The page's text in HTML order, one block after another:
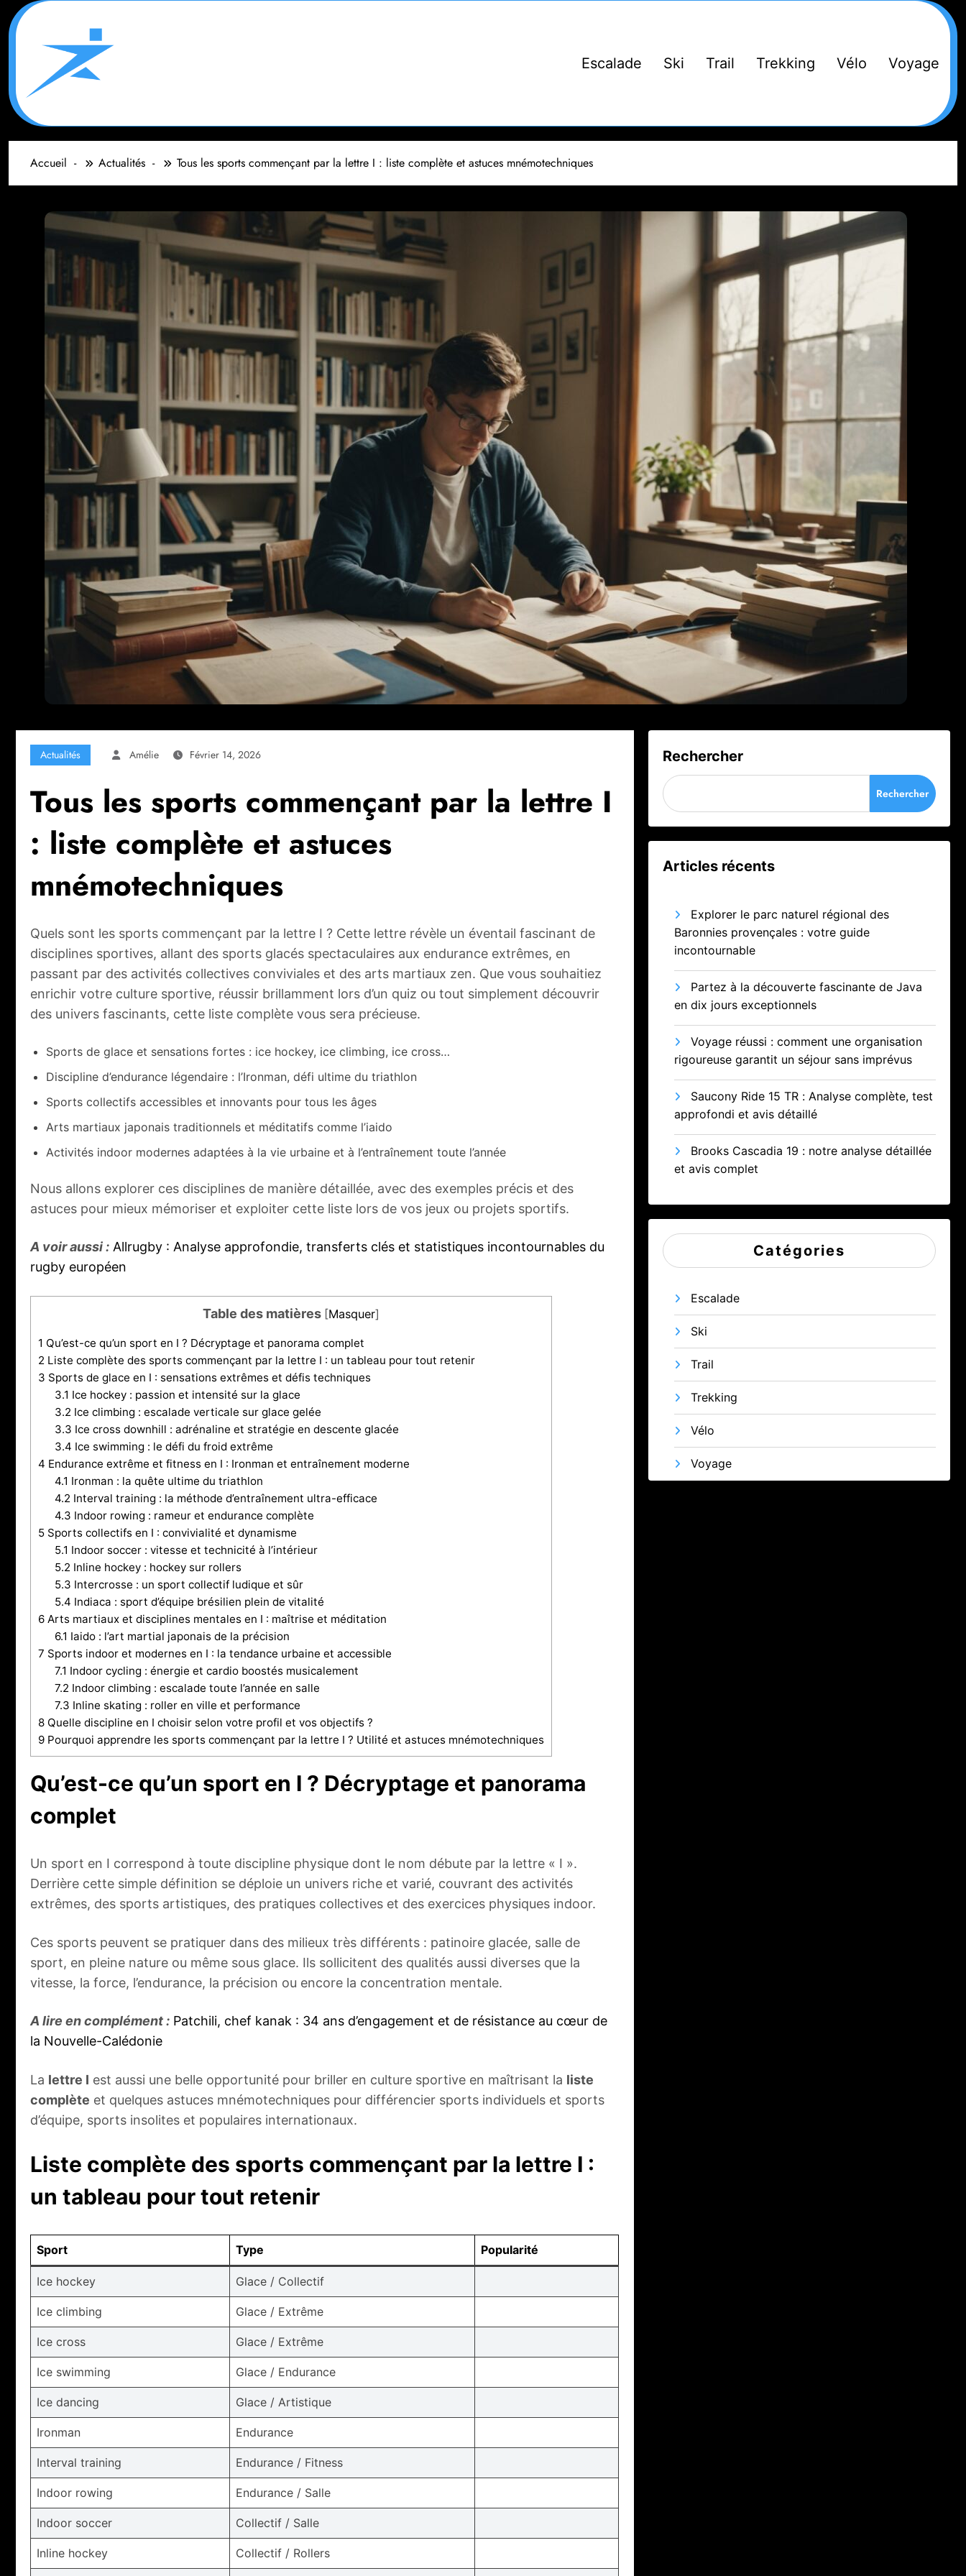
Aller
au
contenu
Escalade Ski Trail Trekking Vélo Voyage
Accueil Actualités Tous les sports commençant par la lettre I : liste complète et astuces mnémotechniques
Actualités Amélie Février 14, 2026
Tous les sports commençant par la lettre I
: liste complète et astuces
mnémotechniques
Quels sont les sports commençant par la lettre I ? Cette lettre révèle un éventail fascinant de
disciplines sportives, allant des sports glacés spectaculaires aux endurance extrêmes, en
passant par des activités collectives conviviales et des arts martiaux zen. Que vous souhaitiez
enrichir votre culture sportive, réussir brillamment lors d’un quiz ou tout simplement découvrir
des univers fascinants, cette liste complète vous sera précieuse.
Sports de glace et sensations fortes : ice hockey, ice climbing, ice cross…
Discipline d’endurance légendaire : l’Ironman, défi ultime du triathlon
Sports collectifs accessibles et innovants pour tous les âges
Arts martiaux japonais traditionnels et méditatifs comme l’iaido
Activités indoor modernes adaptées à la vie urbaine et à l’entraînement toute l’année
Nous allons explorer ces disciplines de manière détaillée, avec des exemples précis et des
astuces pour mieux mémoriser et exploiter cette liste lors de vos jeux ou projets sportifs.
A voir aussi : Allrugby : Analyse approfondie, transferts clés et statistiques incontournables du
rugby européen
Table des matières [Masquer]
1 Qu’est-ce qu’un sport en I ? Décryptage et panorama complet
2 Liste complète des sports commençant par la lettre I : un tableau pour tout retenir
3 Sports de glace en I : sensations extrêmes et défis techniques
3.1 Ice hockey : passion et intensité sur la glace
3.2 Ice climbing : escalade verticale sur glace gelée
3.3 Ice cross downhill : adrénaline et stratégie en descente glacée
3.4 Ice swimming : le défi du froid extrême
4 Endurance extrême et fitness en I : Ironman et entraînement moderne
4.1 Ironman : la quête ultime du triathlon
4.2 Interval training : la méthode d’entraînement ultra-efficace
4.3 Indoor rowing : rameur et endurance complète
5 Sports collectifs en I : convivialité et dynamisme
5.1 Indoor soccer : vitesse et technicité à l’intérieur
5.2 Inline hockey : hockey sur rollers
5.3 Intercrosse : un sport collectif ludique et sûr
5.4 Indiaca : sport d’équipe brésilien plein de vitalité
6 Arts martiaux et disciplines mentales en I : maîtrise et méditation
6.1 Iaido : l’art martial japonais de la précision
7 Sports indoor et modernes en I : la tendance urbaine et accessible
7.1 Indoor cycling : énergie et cardio boostés musicalement
7.2 Indoor climbing : escalade toute l’année en salle
7.3 Inline skating : roller en ville et performance
8 Quelle discipline en I choisir selon votre profil et vos objectifs ?
9 Pourquoi apprendre les sports commençant par la lettre I ? Utilité et astuces mnémotechniques
Qu’est-ce qu’un sport en I ? Décryptage et panorama
complet
Un sport en I correspond à toute discipline physique dont le nom débute par la lettre « I ».
Derrière cette simple définition se déploie un univers riche et varié, couvrant des activités
extrêmes, des sports artistiques, des pratiques collectives et des exercices physiques indoor.
Ces sports peuvent se pratiquer dans des milieux très différents : patinoire glacée, salle de
sport, en pleine nature ou même sous glace. Ils sollicitent des qualités aussi diverses que la
vitesse, la force, l’endurance, la précision ou encore la concentration mentale.
A lire en complément : Patchili, chef kanak : 34 ans d’engagement et de résistance au cœur de
la Nouvelle-Calédonie
La lettre I est aussi une belle opportunité pour briller en culture sportive en maîtrisant la liste
complète et quelques astuces mnémotechniques pour différencier sports individuels et sports
d’équipe, sports insolites et populaires internationaux.
Liste complète des sports commençant par la lettre I :
un tableau pour tout retenir
Sport Type Popularité
Ice hockey Glace / Collectif
Ice climbing Glace / Extrême
Ice cross Glace / Extrême
Ice swimming Glace / Endurance
Ice dancing Glace / Artistique
Ironman Endurance
Interval training Endurance / Fitness
Indoor rowing Endurance / Salle
Indoor soccer Collectif / Salle
Inline hockey Collectif / Rollers
Rechercher
Rechercher
Articles récents
Explorer le parc naturel régional des
Baronnies provençales : votre guide
incontournable
Partez à la découverte fascinante de Java
en dix jours exceptionnels
Voyage réussi : comment une organisation
rigoureuse garantit un séjour sans imprévus
Saucony Ride 15 TR : Analyse complète, test
approfondi et avis détaillé
Brooks Cascadia 19 : notre analyse détaillée
et avis complet
Catégories
Escalade
Ski
Trail
Trekking
Vélo
Voyage